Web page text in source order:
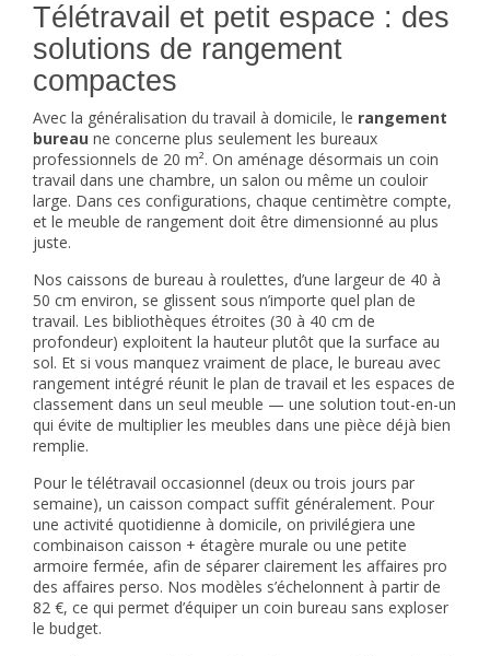
Télétravail et petit espace : des
solutions de rangement
compactes
Avec la généralisation du travail à domicile, le rangement
bureau ne concerne plus seulement les bureaux
professionnels de 20 m². On aménage désormais un coin
travail dans une chambre, un salon ou même un couloir
large. Dans ces configurations, chaque centimètre compte,
et le meuble de rangement doit être dimensionné au plus
juste.
Nos caissons de bureau à roulettes, d’une largeur de 40 à
50 cm environ, se glissent sous n’importe quel plan de
travail. Les bibliothèques étroites (30 à 40 cm de
profondeur) exploitent la hauteur plutôt que la surface au
sol. Et si vous manquez vraiment de place, le bureau avec
rangement intégré réunit le plan de travail et les espaces de
classement dans un seul meuble — une solution tout-en-un
qui évite de multiplier les meubles dans une pièce déjà bien
remplie.
Pour le télétravail occasionnel (deux ou trois jours par
semaine), un caisson compact suffit généralement. Pour
une activité quotidienne à domicile, on privilégiera une
combinaison caisson + étagère murale ou une petite
armoire fermée, afin de séparer clairement les affaires pro
des affaires perso. Nos modèles s’échelonnent à partir de
82 €, ce qui permet d’équiper un coin bureau sans exploser
le budget.